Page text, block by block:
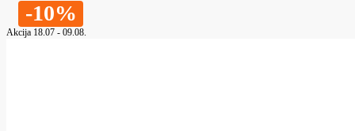
-10%
Akcija 18.07 - 09.08.